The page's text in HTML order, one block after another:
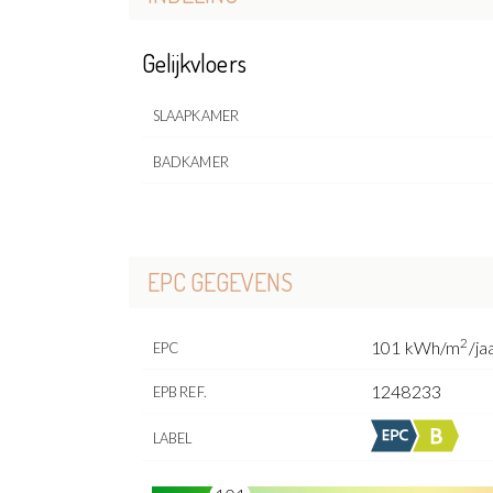
Gelijkvloers
SLAAPKAMER
BADKAMER
EPC GEGEVENS
EPC 101 kWh/m2 /
EPB REF. 1248233
LABEL